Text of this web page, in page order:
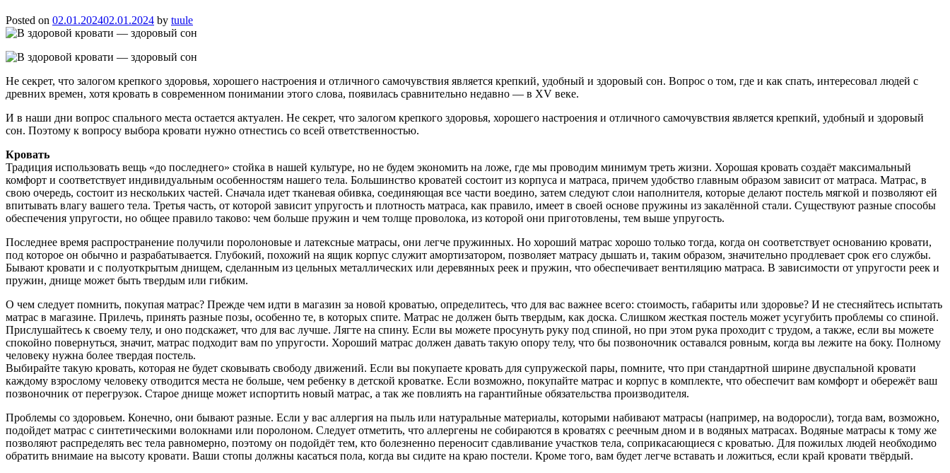
Posted on 02.01.202402.01.2024 by tuule
Не секрет, что залогом крепкого здоровья, хорошего настроения и отличного самочувствия является крепкий, удобный и здоровый сон. Вопрос о том, где и как спать, интересовал людей с
древних времен, хотя кровать в современном понимании этого слова, появилась сравнительно недавно — в XV веке.
И в наши дни вопрос спального места остается актуален. Не секрет, что залогом крепкого здоровья, хорошего настроения и отличного самочувствия является крепкий, удобный и здоровый
сон. Поэтому к вопросу выбора кровати нужно отнестись со всей ответственностью.
Кровать
Традиция использовать вещь «до последнего» стойка в нашей культуре, но не будем экономить на ложе, где мы проводим минимум треть жизни. Хорошая кровать создаёт максимальный
комфорт и соответствует индивидуальным особенностям нашего тела. Большинство кроватей состоит из корпуса и матраса, причем удобство главным образом зависит от матраса. Матрас, в
свою очередь, состоит из нескольких частей. Сначала идет тканевая обивка, соединяющая все части воедино, затем следуют слои наполнителя, которые делают постель мягкой и позволяют ей
впитывать влагу вашего тела. Третья часть, от которой зависит упругость и плотность матраса, как правило, имеет в своей основе пружины из закалённой стали. Существуют разные способы
обеспечения упругости, но общее правило таково: чем больше пружин и чем толще проволока, из которой они приготовлены, тем выше упругость.
Последнее время распространение получили поролоновые и латексные матрасы, они легче пружинных. Но хороший матрас хорошо только тогда, когда он соответствует основанию кровати,
под которое он обычно и разрабатывается. Глубокий, похожий на ящик корпус служит амортизатором, позволяет матрасу дышать и, таким образом, значительно продлевает срок его службы.
Бывают кровати и с полуоткрытым днищем, сделанным из цельных металлических или деревянных реек и пружин, что обеспечивает вентиляцию матраса. В зависимости от упругости реек и
пружин, днище может быть твердым или гибким.
О чем следует помнить, покупая матрас? Прежде чем идти в магазин за новой кроватью, определитесь, что для вас важнее всего: стоимость, габариты или здоровье? И не стесняйтесь испытать
матрас в магазине. Прилечь, принять разные позы, особенно те, в которых спите. Матрас не должен быть твердым, как доска. Слишком жесткая постель может усугубить проблемы со спиной.
Прислушайтесь к своему телу, и оно подскажет, что для вас лучше. Лягте на спину. Если вы можете просунуть руку под спиной, но при этом рука проходит с трудом, а также, если вы можете
спокойно повернуться, значит, матрас подходит вам по упругости. Хороший матрас должен давать такую опору телу, что бы позвоночник оставался ровным, когда вы лежите на боку. Полному
человеку нужна более твердая постель.
Выбирайте такую кровать, которая не будет сковывать свободу движений. Если вы покупаете кровать для супружеской пары, помните, что при стандартной ширине двуспальной кровати
каждому взрослому человеку отводится места не больше, чем ребенку в детской кроватке. Если возможно, покупайте матрас и корпус в комплекте, что обеспечит вам комфорт и обережёт ваш
позвоночник от перегрузок. Старое днище может испортить новый матрас, а так же повлиять на гарантийные обязательства производителя.
Проблемы со здоровьем. Конечно, они бывают разные. Если у вас аллергия на пыль или натуральные материалы, которыми набивают матрасы (например, на водоросли), тогда вам, возможно,
подойдет матрас с синтетическими волокнами или поролоном. Следует отметить, что аллергены не собираются в кроватях с реечным дном и в водяных матрасах. Водяные матрасы к тому же
позволяют распределять вес тела равномерно, поэтому он подойдёт тем, кто болезненно переносит сдавливание участков тела, соприкасающиеся с кроватью. Для пожилых людей необходимо
обратить внимаие на высоту кровати. Ваши стопы должны касаться пола, когда вы сидите на краю постели. Кроме того, вам будет легче вставать и ложиться, если край кровати твёрдый.